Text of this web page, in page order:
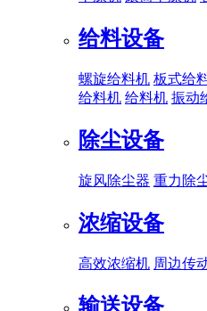
给料设备
螺旋给料机 板式给
给料机 给料机 振动
除尘设备
旋风除尘器 重力除
浓缩设备
高效浓缩机 周边传
输送设备